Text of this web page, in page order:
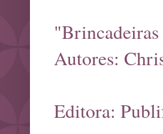
Autores:
Editora: